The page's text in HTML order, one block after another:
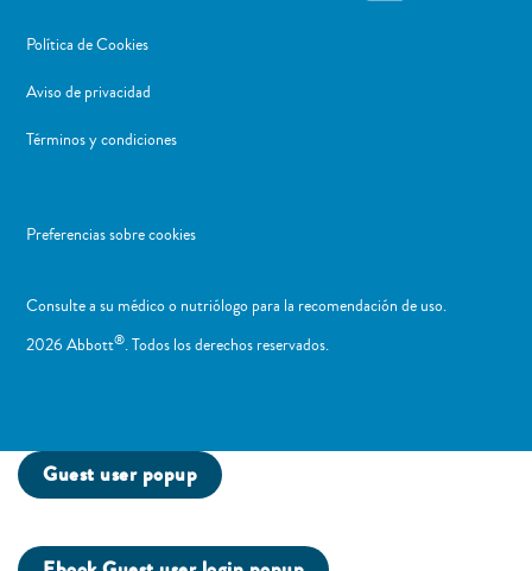
Política de Cookies
Aviso de privacidad
Términos y condiciones
Preferencias sobre cookies
Consulte a su médico o nutriólogo para la recomendación de uso. ​
2026 Abbott®. Todos los derechos reservados.
Guest user popup